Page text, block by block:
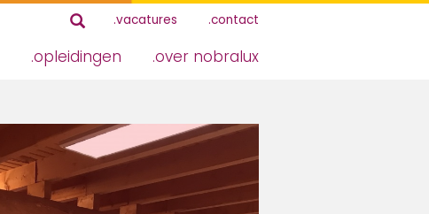
vacatures contact
opleidingen over nobralux